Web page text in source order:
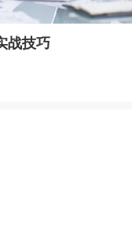
战技巧